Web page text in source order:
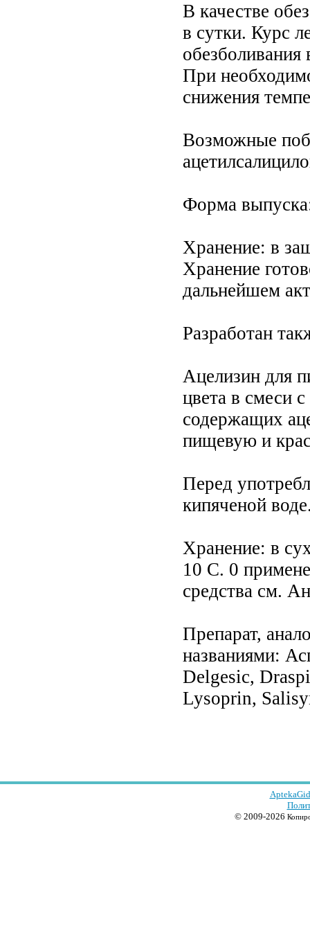
В качестве
в сутки. Курс
обезболивания
При
снижения
Возможные
Форма
Хранение: в
Хранение
дальнейшем
Разработан
Ацелизин для
цвета в смеси
содержащих
пищевую и
Перед
кипяченой
Хранение: в
10 С. 0
средства см.
Препарат,
названиями:
Delgesic,
Lysoprin,
© 2009-2026